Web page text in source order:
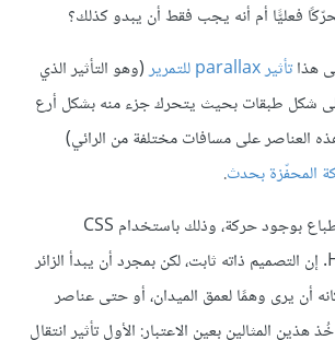
فعليًّا أم أنه يجب فقط أن يبدو كذلك؟
هذاتأثيرparallax للتمرير
(وهو التأثير الذي
شكل طبقات بحيث يتحرك جزء منه بشكل أرع
العناصر على مسافات مختلفة من الرائي)
المحفّزة بحدث.
إن الفكرة هي إنشاء انطباع بوجود حركة، وذلك باستخدام CSS
وجافاسكربت وHTML. إن التصميم ذاته ثابت، لكن بمجرد أن يبدأ الزائر
أن يرى وهمًا لعمق الميدان، أو حتى عناصر
المثالين بعين الاعتبار: الأول تأثير انتقال